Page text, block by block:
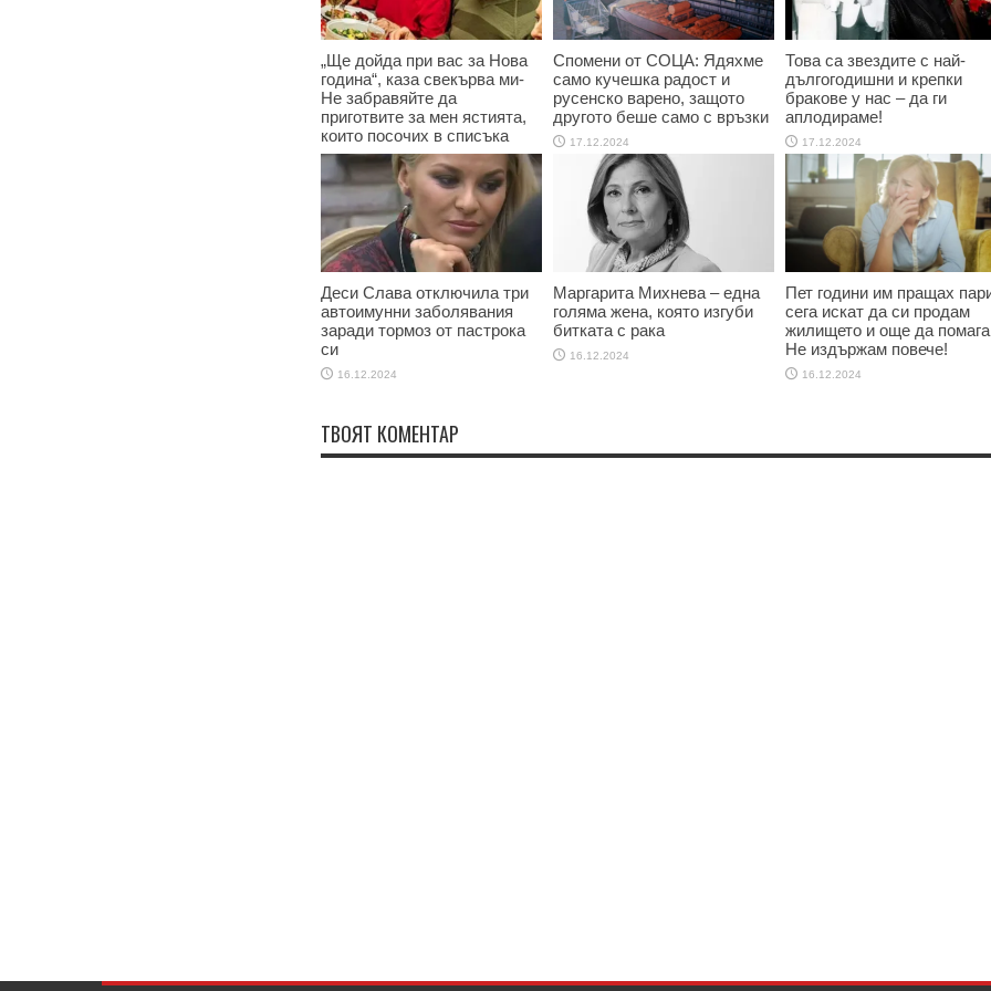
„Ще дойда при вас за Нова
година“, каза свекърва ми-
Не забравяйте да
приготвите за мен ястията,
които посочих в списъка
17.12.2024
Спомени от СОЦА: Ядяхме
само кучешка радост и
русенско варено, защото
другото беше само с връзки
17.12.2024
Това са звездите с най-
дългогодишни и крепки
бракове у нас – да ги
аплодираме!
17.12.2024
Деси Слава отключила три
автоимунни заболявания
заради тормоз от пастрока
си
16.12.2024
Маргарита Михнева – една
голяма жена, която изгуби
битката с рака
16.12.2024
Пет години им пращах
сега искат да си продам
жилището и още да
Не издържам повече!
16.12.2024
ТВОЯТ КОМЕНТАР